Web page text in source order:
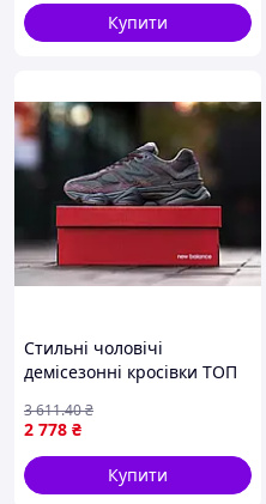
Купити
Стильні чоловічі
демісезонні кросівки ТОП
Truffle Rich Earth Violet
Grey
2 778 ₴
3 611.40₴
Купити